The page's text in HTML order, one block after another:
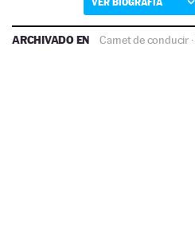
ARCHIVADO EN Carnet de conducir·